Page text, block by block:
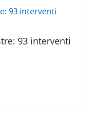
93 interventi